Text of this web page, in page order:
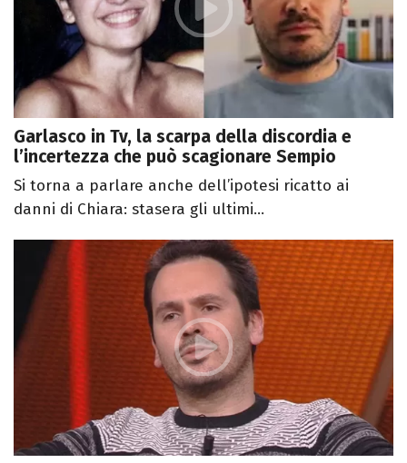
Garlasco in Tv, la scarpa della discordia e
l’incertezza che può scagionare Sempio
Si torna a parlare anche dell’ipotesi ricatto ai
danni di Chiara: stasera gli ultimi...